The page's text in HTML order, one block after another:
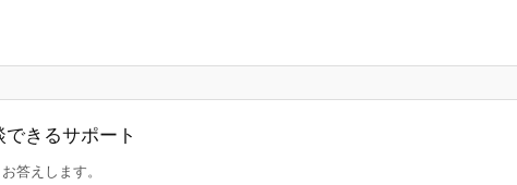
きるサポート
答えします。